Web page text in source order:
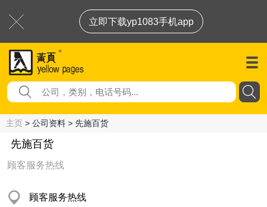
立即下载yp1083手机app
主页 > 公司资料 > 先施百货
先施百货
顾客服务热线
顾客服务热线